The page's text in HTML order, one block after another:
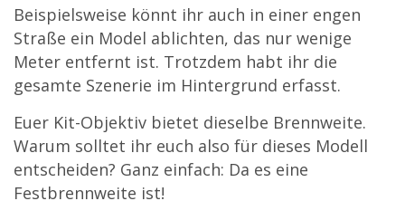
Beispielsweise könnt ihr auch in einer engen
Straße ein Model ablichten, das nur wenige
Meter entfernt ist. Trotzdem habt ihr die
gesamte Szenerie im Hintergrund erfasst.
Euer Kit-Objektiv bietet dieselbe Brennweite.
Warum solltet ihr euch also für dieses Modell
entscheiden? Ganz einfach: Da es eine
Festbrennweite ist!